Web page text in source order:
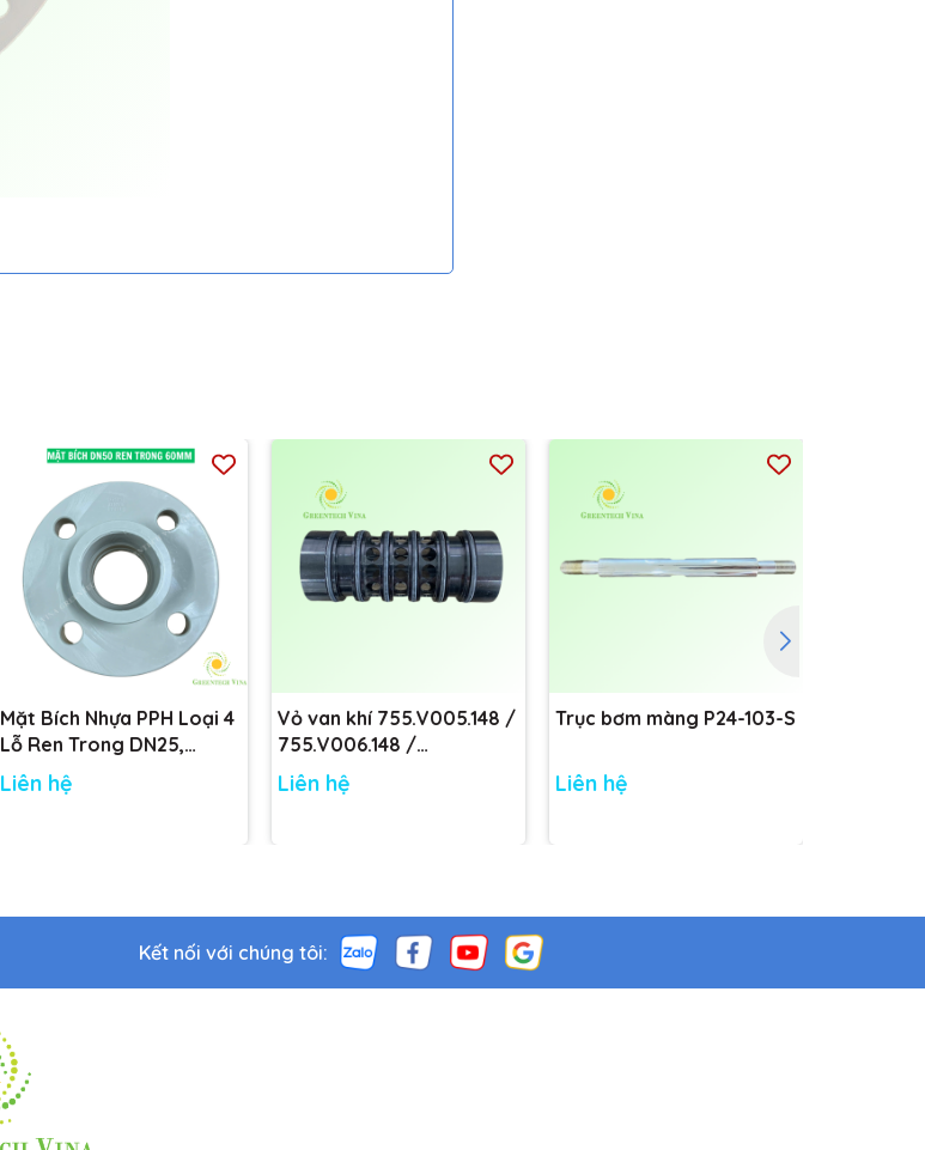
Mặt Bích Nhựa PPH Loại 4
Lỗ Ren Trong DN25,
DN32, DN40, DN50 tiêu
chuẩn
Liên hệ
Vỏ van khí 755.V005.148 /
755.V006.148 /
755.V001.148
Liên hệ
Trục bơm màng P24-103-S
Liên hệ
Kết nối với chúng tôi: